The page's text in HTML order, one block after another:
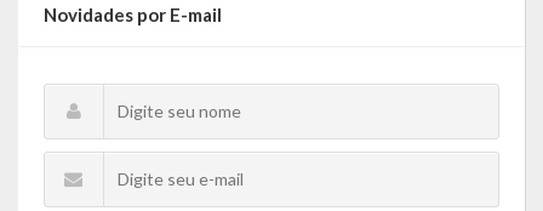
Novidades por E-mail